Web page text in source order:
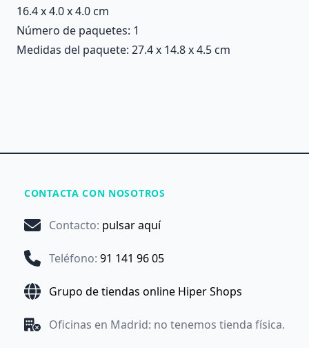
16.4 x 4.0 x 4.0 cm
Número de paquetes: 1
Medidas del paquete: 27.4 x 14.8 x 4.5 cm
CONTACTA CON NOSOTROS
Contacto: pulsar aquí
Teléfono: 91 141 96 05
Grupo de tiendas online Hiper Shops
Oficinas en Madrid: no tenemos tienda física.